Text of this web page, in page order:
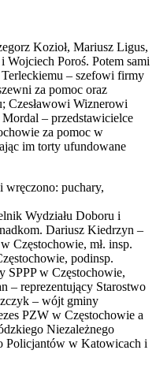
Kozioł, Mariusz Ligus,
Poroś. Potem sami
– szefowi firmy
za pomoc oraz
Czesławowi Wiznerowi
– przedstawicielce
za pomoc w
im torty ufundowane
wręczono: puchary,
Wydziału Doboru i
Dariusz Kiedrzyn –
Częstochowie, mł. insp.
podinsp.
SPPP w Częstochowie,
– reprezentujący Starostwo
– wójt gminy
PZW w Częstochowie a
Niezależnego
Policjantów w Katowicach i